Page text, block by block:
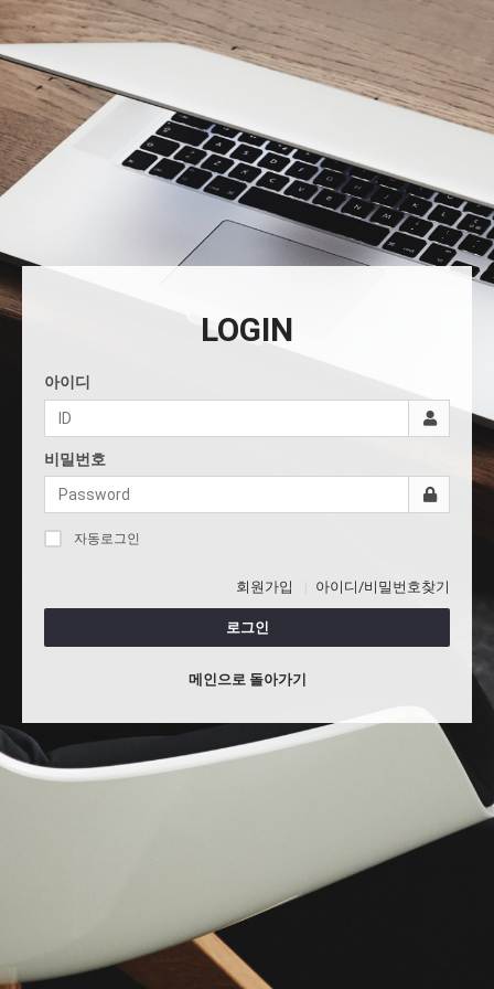
LOGIN
아이디
비밀번호
자동로그인
회원가입 아이디/비밀번호찾기
로그인
메인으로 돌아가기